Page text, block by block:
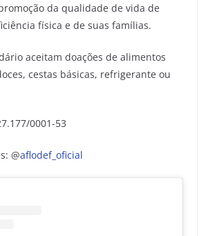
da qualidade de vida de
física e de suas famílias.
aceitam doações de alimentos
cestas básicas, refrigerante ou
0001-53
@aflodef_oficial